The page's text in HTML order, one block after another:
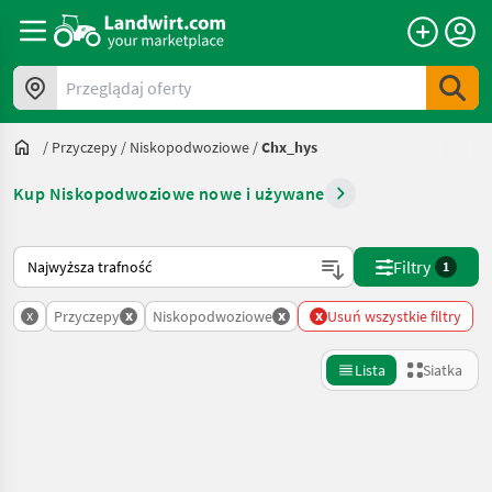
Przeglądaj oferty
/ Przyczepy / Niskopodwoziowe /Chx_hys
Kup Niskopodwoziowe nowe i używane
Tak sortuje się na Landwirt.com
Filtry 1
x Przyczepy x Niskopodwoziowe x x Usuń wszystkie filtry
Lista Siatka